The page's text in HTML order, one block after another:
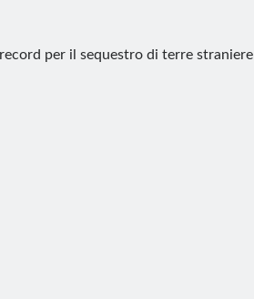
per il sequestro di terre straniere